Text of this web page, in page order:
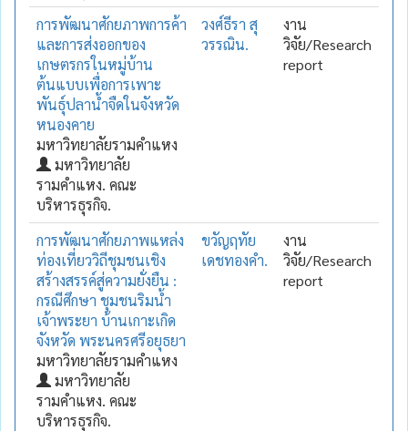
การพัฒนาศักยภาพการค้า
และการส่งออกของ
เกษตรกรในหมู่บ้าน
ต้นแบบเพื่อการเพาะ
พันธุ์ปลาน้ำจืดในจังหวัด
หนองคาย
มหาวิทยาลัยรามคำแหง
มหาวิทยาลัย
รามคำแหง. คณะ
บริหารธุรกิจ.
วงศ์ธีรา สุ
วรรณิน.
งาน
วิจัย/Research
report
การพัฒนาศักยภาพแหล่ง
ท่องเที่ยววิถีชุมชนเชิง
สร้างสรรค์สู่ความยั่งยืน :
กรณีศึกษา ชุมชนริมน้ำ
เจ้าพระยา บ้านเกาะเกิด
จังหวัด พระนครศรีอยุธยา
มหาวิทยาลัยรามคำแหง
มหาวิทยาลัย
รามคำแหง. คณะ
บริหารธุรกิจ.
ขวัญฤทัย
เดชทองคำ.
งาน
วิจัย/Research
report